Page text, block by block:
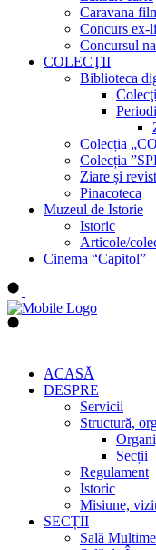
Caravana
Concurs ex-
Concursul
COLECŢII
Biblioteca
Colecția
Colecția
Ziare și
Pinacoteca
Muzeul de Istorie
Istoric
Articole/
Cinema “Capitol”
ACASĂ
DESPRE
Servicii
Structură,
Secții
Regulament
Istoric
Misiune,
SECȚII
Sală